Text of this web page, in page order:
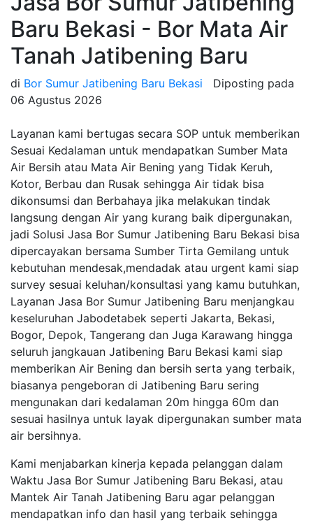
Baru Bekasi - Bor Mata Air
Tanah Jatibening Baru
di Bor Sumur Jatibening Baru Bekasi
Diposting pada
06 Agustus 2026
Layanan kami bertugas secara SOP untuk memberikan
Sesuai Kedalaman untuk mendapatkan Sumber Mata
Air Bersih atau Mata Air Bening yang Tidak Keruh,
Kotor, Berbau dan Rusak sehingga Air tidak bisa
dikonsumsi dan Berbahaya jika melakukan tindak
langsung dengan Air yang kurang baik dipergunakan,
jadi Solusi Jasa Bor Sumur Jatibening Baru Bekasi bisa
dipercayakan bersama Sumber Tirta Gemilang untuk
kebutuhan mendesak,mendadak atau urgent kami siap
survey sesuai keluhan/konsultasi yang kamu butuhkan,
Layanan Jasa Bor Sumur Jatibening Baru menjangkau
keseluruhan Jabodetabek seperti Jakarta, Bekasi,
Bogor, Depok, Tangerang dan Juga Karawang hingga
seluruh jangkauan Jatibening Baru Bekasi kami siap
memberikan Air Bening dan bersih serta yang terbaik,
biasanya pengeboran di Jatibening Baru sering
mengunakan dari kedalaman 20m hingga 60m dan
sesuai hasilnya untuk layak dipergunakan sumber mata
air bersihnya.
Kami menjabarkan kinerja kepada pelanggan dalam
Waktu Jasa Bor Sumur Jatibening Baru Bekasi, atau
Mantek Air Tanah Jatibening Baru agar pelanggan
mendapatkan info dan hasil yang terbaik sehingga